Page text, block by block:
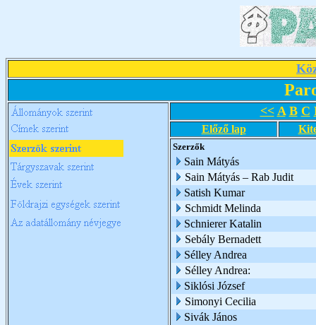
<< A B C
Előző lap
Szerzők
Sain Mátyás
Sain Mátyás – Rab Judit
Satish Kumar
Schmidt Melinda
Schnierer Katalin
Sebály Bernadett
Sélley Andrea
Sélley Andrea:
Siklósi József
Simonyi Cecilia
Sivák János